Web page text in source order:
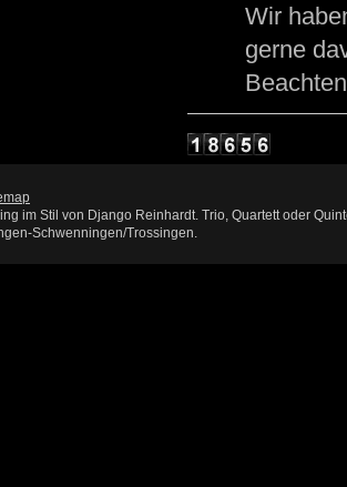
Wir
gerne
im Stil von Django Reinhardt. Trio, Quartett oder
Schwenningen/Trossingen.